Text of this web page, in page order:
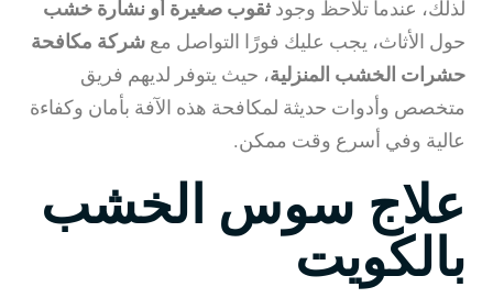
لذلك، عندما تلاحظ وجود ثقوب صغيرة أو نشارة خشب
حول الأثاث، يجب عليك فورًا التواصل مع شركة مكافحة
حشرات الخشب المنزلية، حيث يتوفر لديهم فريق
متخصص وأدوات حديثة لمكافحة هذه الآفة بأمان وكفاءة
عالية وفي أسرع وقت ممكن.
علاج سوس الخشب
بالكويت